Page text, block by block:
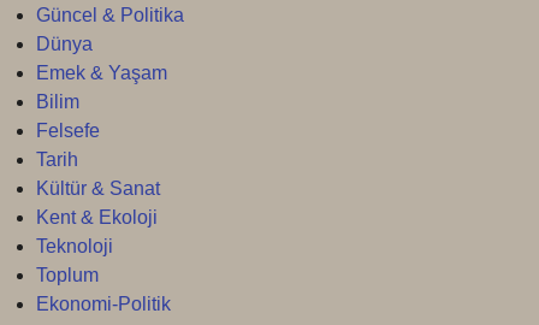
Güncel & Politika
Dünya
Emek & Yaşam
Bilim
Felsefe
Tarih
Kültür & Sanat
Kent & Ekoloji
Teknoloji
Toplum
Ekonomi-Politik